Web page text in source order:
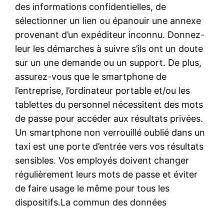
des informations confidentielles, de
sélectionner un lien ou épanouir une annexe
provenant d’un expéditeur inconnu. Donnez-
leur les démarches à suivre s’ils ont un doute
sur un une demande ou un support. De plus,
assurez-vous que le smartphone de
l’entreprise, l’ordinateur portable et/ou les
tablettes du personnel nécessitent des mots
de passe pour accéder aux résultats privées.
Un smartphone non verrouillé oublié dans un
taxi est une porte d’entrée vers vos résultats
sensibles. Vos employés doivent changer
régulièrement leurs mots de passe et éviter
de faire usage le même pour tous les
dispositifs.La commun des données